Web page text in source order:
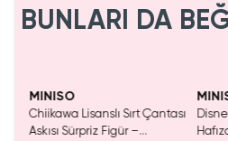
BUNLARI DA
MINISO
Chiikawa Lisanslı Sırt Çantası
Askısı Sürpriz Figür –